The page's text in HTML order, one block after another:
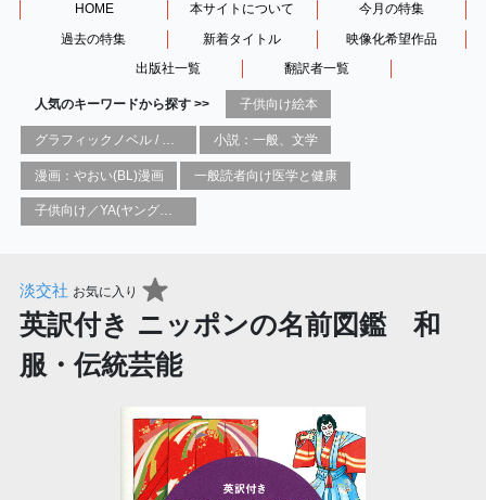
HOME 本サイトについて
今月の特集
過去の特集
新着タイトル
映像化希望作品
出版社一覧
翻訳者一覧
人気のキーワードから探す >> 子供向け絵本
小説：一般、文学
漫画：やおい(BL)漫画 一般読者向け医学と健康
子供向け／YA(ヤングアダルト)向け一般：芸術&芸術家
淡交社 お気に入り
英訳付き ニッポンの名前図鑑 和
服・伝統芸能